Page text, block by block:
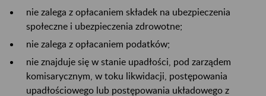
nie zalega z opłacaniem składek na ubezpieczenia
społeczne i ubezpieczenia zdrowotne;
nie zalega z opłacaniem podatków;
nie znajduje się w stanie upadłości, pod zarządem
komisarycznym, w toku likwidacji, postępowania
upadłościowego lub postępowania układowego z